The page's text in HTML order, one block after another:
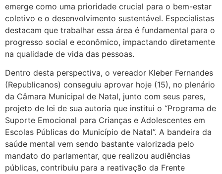
emerge como uma prioridade crucial para o bem-estar
coletivo e o desenvolvimento sustentável. Especialistas
destacam que trabalhar essa área é fundamental para o
progresso social e econômico, impactando diretamente
na qualidade de vida das pessoas.
Dentro desta perspectiva, o vereador Kleber Fernandes
(Republicanos) conseguiu aprovar hoje (15), no plenário
da Câmara Municipal de Natal, junto com seus pares,
projeto de lei de sua autoria que institui o “Programa de
Suporte Emocional para Crianças e Adolescentes em
Escolas Públicas do Município de Natal”. A bandeira da
saúde mental vem sendo bastante valorizada pelo
mandato do parlamentar, que realizou audiências
públicas, contribuiu para a reativação da Frente